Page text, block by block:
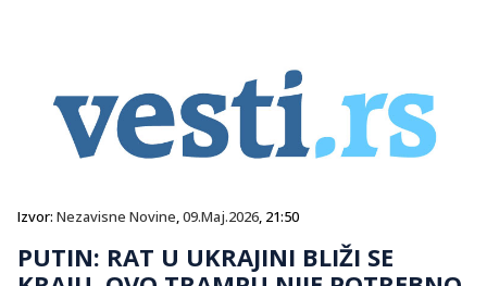
Izvor: Nezavisne Novine,09.Maj.2026, 21:50
PUTIN: RAT U UKRAJINI BLIŽI SE